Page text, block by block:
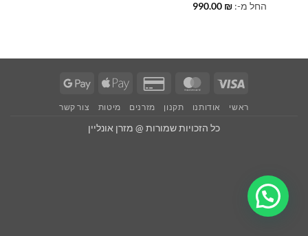
החל מ-:
990.00 ₪
Visa
MasterCard
Credit
2
Apple
Google
ראשי אודותנו תקנון מזרנים מיטות צור קשר
כל הזכויות שמורות @ מזרן אונליין